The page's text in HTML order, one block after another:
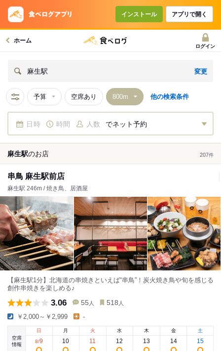
インストール アプリで開く
ホーム
ログイン
麻生駅 変更
予算 空席あり 他の検索条件
日時 時間 人数 でネット予約
麻生駅のお店 207件
串鳥 麻生駅前店
麻生駅 246m / 焼き鳥、居酒屋
【麻生駅1分】北海道の串焼きといえば“串鳥”！炭火焼き鳥や旬を感じる
創作串焼きを楽しめる♪
3.06 55 人 518 人
￥2,000～￥2,999 -
空席
情報
日
8/9
月
10
火
11
水
12
木
13
金
14
土
15